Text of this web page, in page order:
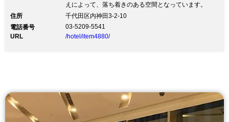
えによって、落ち着きのある空間となっています。
住所
千代田区内神田3-2-10
電話番号
03-5209-5541
URL
/hotel/item4880/